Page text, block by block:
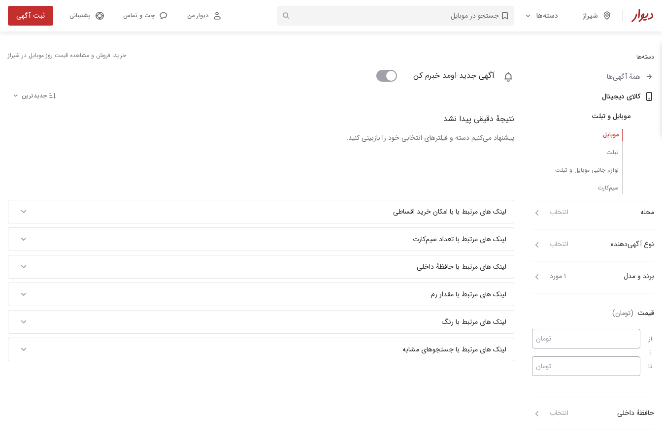
شیراز دسته‌ها دیوار من چت و تماس پشتیبانی ثبت آگهی
دسته‌ها
همهٔ آگهی‌ها
کالای دیجیتال
موبایل و تبلت
موبایل
تبلت
لوازم جانبی موبایل و تبلت
سیم‌کارت
محله انتخاب
نوع آگهی‌دهنده انتخاب
برند و مدل ۱ مورد
قیمت (تومان)
از
تا
تومان
تومان
حافظهٔ داخلی انتخاب
خرید، فروش و مشاهده قیمت روز موبایل در شیراز
آگهی جدید اومد خبرم کن
جدیدترین
نتیجهٔ دقیقی پیدا نشد
پیشنهاد می‌کنیم دسته و فیلترهای انتخابی خود را بازبینی کنید.
لینک های مرتبط با با امکان خرید اقساطی
لینک های مرتبط با تعداد سیم‌کارت
لینک های مرتبط با حافظهٔ داخلی
لینک های مرتبط با مقدار رم
لینک های مرتبط با رنگ
لینک های مرتبط با جستجوهای مشابه